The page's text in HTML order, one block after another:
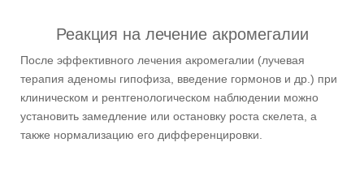
Реакция на лечение акромегалии
После эффективного лечения акромегалии (лучевая
терапия аденомы гипофиза, введение гормонов и др.) при
клиническом и рентгенологическом наблюдении можно
установить замедление или остановку роста скелета, а
также нормализацию его дифференцировки.